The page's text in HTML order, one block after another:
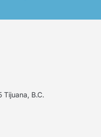
Tijuana, B.C.